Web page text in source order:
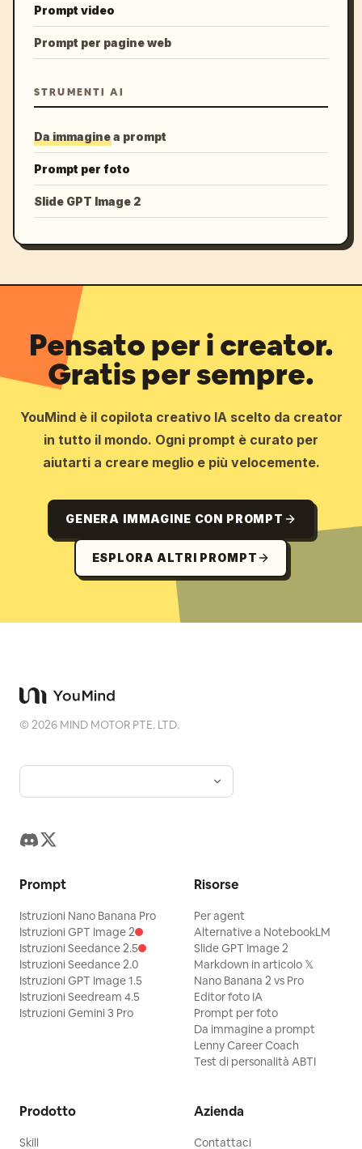
Prompt video
Prompt per pagine web
STRUMENTI AI
Da immagine a prompt
Prompt per foto
Slide GPT Image 2
Pensato per i creator.
Gratis per sempre.
YouMind è il copilota creativo IA scelto da creator
in tutto il mondo. Ogni prompt è curato per
aiutarti a creare meglio e più velocemente.
GENERA IMMAGINE CON PROMPT
ESPLORA ALTRI PROMPT
©2026 MIND MOTOR PTE. LTD.
Prompt
Istruzioni Nano Banana Pro
Istruzioni GPT Image 2
Istruzioni Seedance 2.5
Istruzioni Seedance 2.0
Istruzioni GPT Image 1.5
Istruzioni Seedream 4.5
Istruzioni Gemini 3 Pro
Risorse
Per agent
Alternative a NotebookLM
Slide GPT Image 2
Markdown in articolo 𝕏
Nano Banana 2 vs Pro
Editor foto IA
Prompt per foto
Da immagine a prompt
Lenny Career Coach
Test di personalità ABTI
Prodotto
Skill
Azienda
Contattaci